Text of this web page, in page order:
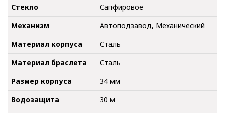
Стекло
Сапфировое
Механизм
Автоподзавод, Механический
Материал корпуса
Сталь
Материал браслета
Сталь
Размер корпуса
34 мм
Водозащита
30 м